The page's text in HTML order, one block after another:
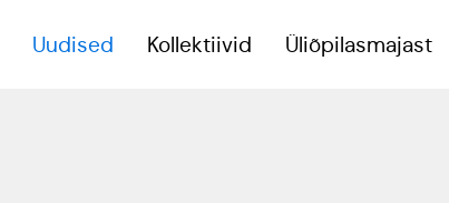
Uudised Kollektiivid Üliõpilasmajast